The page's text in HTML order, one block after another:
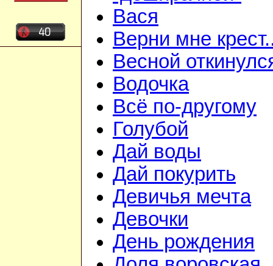
Вася
Верни мне
Весной
Водочка
Всё по-другому
Голубой
Дай воды
Дай покурить
Девичья мечта
Девочки
День рождения